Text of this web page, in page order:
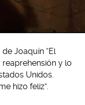
Joaquín “El
reaprehensión y lo
Unidos.
hizo feliz”.